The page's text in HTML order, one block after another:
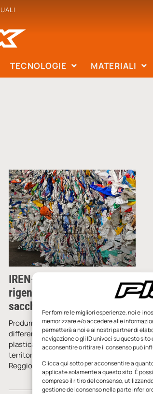
Per fornire le migliori esperienze, noi e i
memorizzare e/o accedere alle
permetterà a noi e ai nostri partner di
navigazione o gli ID univoci su questo
acconsentire o ritirare il consenso può
Clicca qui sotto per acconsentire a
applicate solamente a questo sito. È
compreso il ritiro del consenso,
gestione del consenso nella parte
TECNOLOGIE MATERIALI
IREN-ReLife: la plastica
rigenerata si trasforma in
sacchi per la differenziata
Produrre nuovi sacchi per la raccolta
differenziata attraverso il riutilizzo di
plastica riciclata proveniente dai
territori di raccolta nelle province di
Reggio Emilia, Parma e